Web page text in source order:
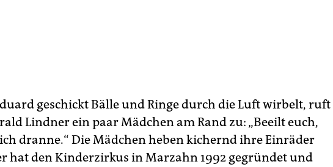
geschickt Bälle und Ringe durch die Luft wirbelt, ruft
Lindner ein paar Mädchen am Rand zu: „Beeilt euch,
dranne.“ Die Mädchen heben kichernd ihre Einräder
hat den Kinderzirkus in Marzahn 1992 gegründet und